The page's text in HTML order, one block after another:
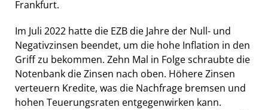
Frankfurt.
Im Juli 2022 hatte die EZB die Jahre der Null- und
Negativzinsen beendet, um die hohe Inflation in den
Griff zu bekommen. Zehn Mal in Folge schraubte die
Notenbank die Zinsen nach oben. Höhere Zinsen
verteuern Kredite, was die Nachfrage bremsen und
hohen Teuerungsraten entgegenwirken kann.